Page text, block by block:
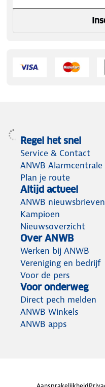
Regel het snel
Service & Contact
ANWB Alarmcentrale
Plan je route
Altijd actueel
ANWB nieuwsbrieven
Kampioen
Nieuwsoverzicht
Over ANWB
Werken bij ANWB
Vereniging en bedrijf
Voor de pers
Voor onderweg
Direct pech melden
ANWB Winkels
ANWB apps